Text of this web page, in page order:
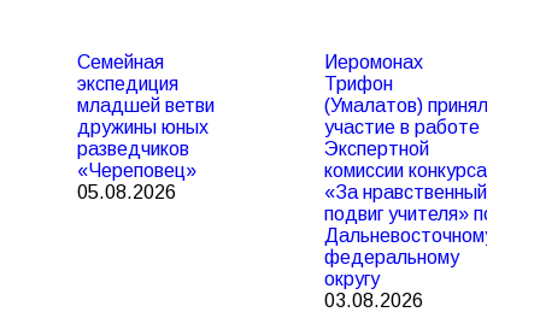
Семейная
экспедиция
младшей ветви
дружины юных
разведчиков
«Череповец»
05.08.2026
Иеромонах
Трифон
(Умалатов) принял
участие в работе
Экспертной
комиссии конкурса
«За нравственный
подвиг учителя» по
Дальневосточному
федеральному
округу
03.08.2026